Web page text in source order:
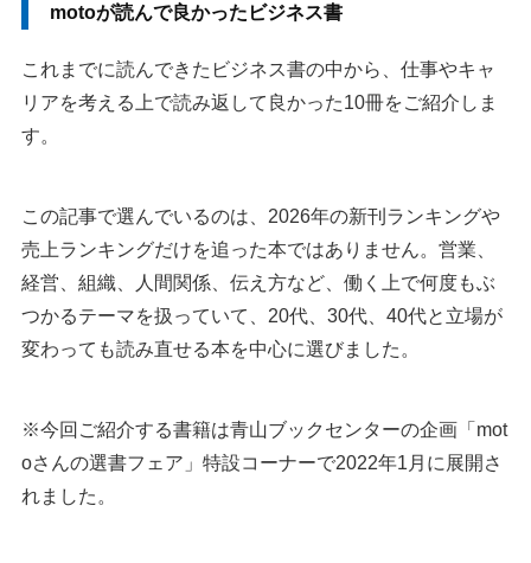
motoが読んで良かったビジネス書
これまでに読んできたビジネス書の中から、仕事やキャ
リアを考える上で読み返して良かった10冊をご紹介しま
す。
この記事で選んでいるのは、2026年の新刊ランキングや
売上ランキングだけを追った本ではありません。営業、
経営、組織、人間関係、伝え方など、働く上で何度もぶ
つかるテーマを扱っていて、20代、30代、40代と立場が
変わっても読み直せる本を中心に選びました。
※今回ご紹介する書籍は青山ブックセンターの企画「mot
oさんの選書フェア」特設コーナーで2022年1月に展開さ
れました。